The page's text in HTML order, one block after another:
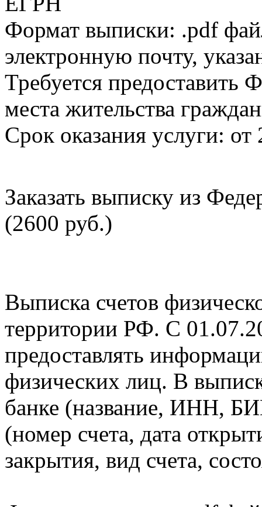
Формат выписки: .pdf
электронную почту,
Требуется
места жительства
Срок оказания услуги: от
Заказать выписку из
(2600 руб.)
Выписка счетов
территории РФ. С
предоставлять
физических лиц. В
банке (название, ИНН,
(номер счета, дата
закрытия, вид счета,